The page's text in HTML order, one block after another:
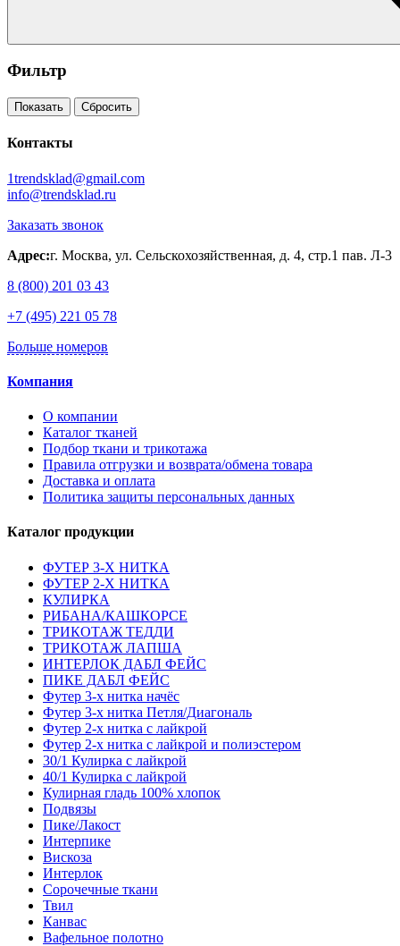
Фильтр
Показать Сбросить
Контакты
1trendsklad@gmail.com
info@trendsklad.ru
Заказать звонок
Адрес:г. Москва, ул. Сельскохозяйственная, д. 4, стр.1 пав. Л-3
8 (800) 201 03 43
+7 (495) 221 05 78
Больше номеров
Компания
О компании
Каталог тканей
Подбор ткани и трикотажа
Правила отгрузки и возврата/обмена товара
Доставка и оплата
Политика защиты персональных данных
Каталог продукции
ФУТЕР 3-Х НИТКА
ФУТЕР 2-Х НИТКА
КУЛИРКА
РИБАНА/КАШКОРСЕ
ТРИКОТАЖ ТЕДДИ
ТРИКОТАЖ ЛАПША
ИНТЕРЛОК ДАБЛ ФЕЙС
ПИКЕ ДАБЛ ФЕЙС
Футер 3-х нитка начёс
Футер 3-х нитка Петля/Диагональ
Футер 2-х нитка с лайкрой
Футер 2-х нитка с лайкрой и полиэстером
30/1 Кулирка с лайкрой
40/1 Кулирка с лайкрой
Кулирная гладь 100% хлопок
Подвязы
Пике/Лакост
Интерпике
Вискоза
Интерлок
Сорочечные ткани
Твил
Канвас
Вафельное полотно